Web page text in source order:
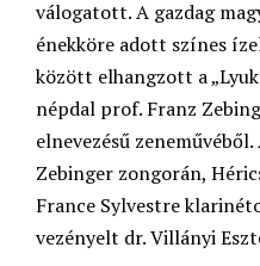
válogatott. A gazdag
énekköre adott színes
között elhangzott a
népdal prof. Franz
elnevezésű
Zebinger zongorán,
France Sylvestre
vezényelt dr. Villányi